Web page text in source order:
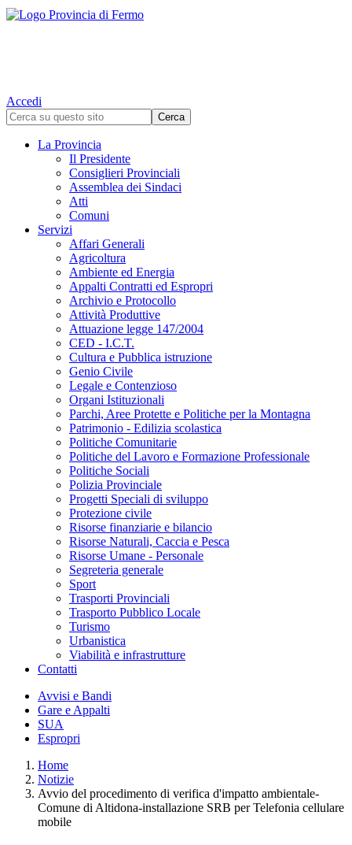
Accedi
La Provincia
Il Presidente
Consiglieri Provinciali
Assemblea dei Sindaci
Atti
Comuni
Servizi
Affari Generali
Agricoltura
Ambiente ed Energia
Appalti Contratti ed Espropri
Archivio e Protocollo
Attività Produttive
Attuazione legge 147/2004
CED - I.C.T.
Cultura e Pubblica istruzione
Genio Civile
Legale e Contenzioso
Organi Istituzionali
Parchi, Aree Protette e Politiche per la Montagna
Patrimonio - Edilizia scolastica
Politiche Comunitarie
Politiche del Lavoro e Formazione Professionale
Politiche Sociali
Polizia Provinciale
Progetti Speciali di sviluppo
Protezione civile
Risorse finanziarie e bilancio
Risorse Naturali, Caccia e Pesca
Risorse Umane - Personale
Segreteria generale
Sport
Trasporti Provinciali
Trasporto Pubblico Locale
Turismo
Urbanistica
Viabilità e infrastrutture
Contatti
Avvisi e Bandi
Gare e Appalti
SUA
Espropri
Home
Notizie
Avvio del procedimento di verifica d'impatto ambientale-
Comune di Altidona-installazione SRB per Telefonia cellulare
mobile